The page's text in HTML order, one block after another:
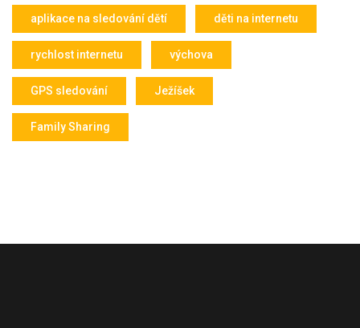
aplikace na sledování dětí děti na internetu
rychlost internetu výchova
GPS sledování Ježíšek
Family Sharing